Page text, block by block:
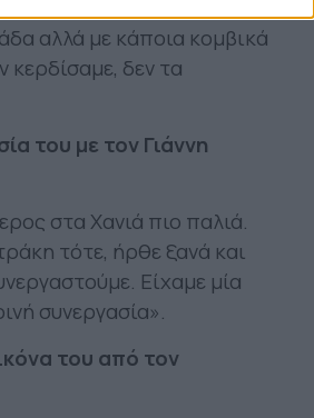
αλλά με κάποια κομβικά
κερδίσαμε, δεν τα
του με τον Γιάννη
στα Χανιά πιο παλιά.
τότε, ήρθε ξανά και
Είχαμε μία
συνεργασία».
του από τον